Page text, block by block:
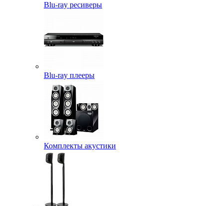
Blu-ray ресиверы
Blu-ray плееры
Комплекты акустики